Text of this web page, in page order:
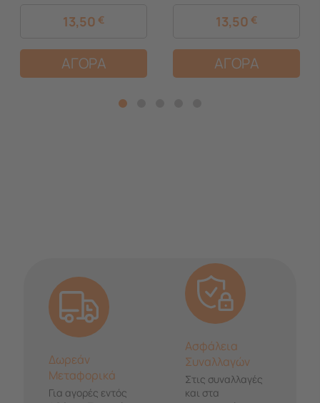
13,50 €
ΑΓΟΡΑ
13,50 €
ΑΓΟΡΑ
Δωρεάν
Μεταφορικά
Για αγορές εντός
Ασφάλεια
Συναλλαγών
Στις συναλλαγές
και στα